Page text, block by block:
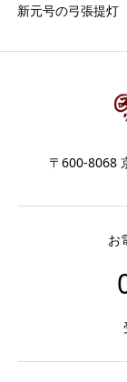
新元号の弓張提灯
〒600-8068
お